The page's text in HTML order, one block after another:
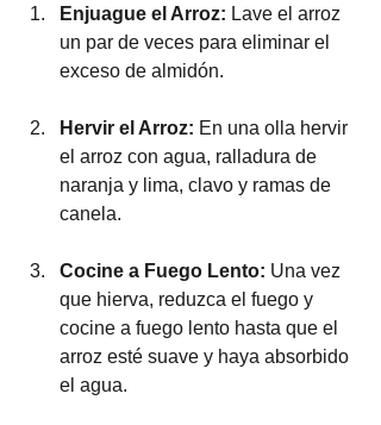
Enjuague el Arroz: Lave el arroz
un par de veces para eliminar el
exceso de almidón.
Hervir el Arroz: En una olla hervir
el arroz con agua, ralladura de
naranja y lima, clavo y ramas de
canela.
Cocine a Fuego Lento: Una vez
que hierva, reduzca el fuego y
cocine a fuego lento hasta que el
arroz esté suave y haya absorbido
el agua.